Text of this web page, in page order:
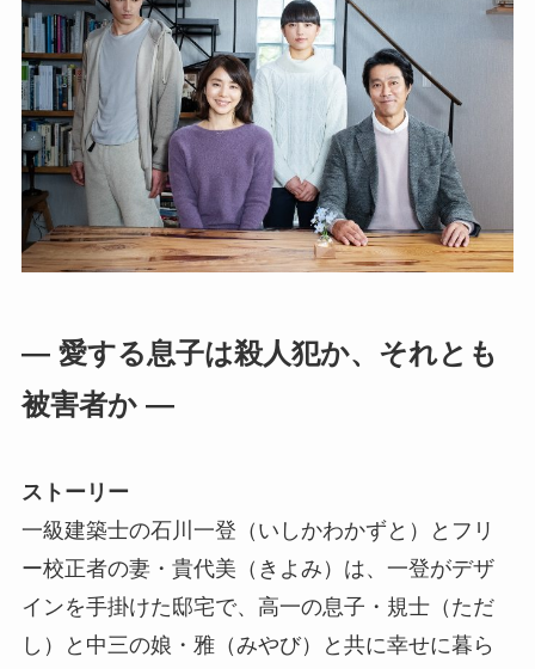
― 愛する息子は殺人犯か、それとも
被害者か ―
ストーリー
一級建築士の石川一登（いしかわかずと）とフリ
ー校正者の妻・貴代美（きよみ）は、一登がデザ
インを手掛けた邸宅で、高一の息子・規士（ただ
し）と中三の娘・雅（みやび）と共に幸せに暮ら